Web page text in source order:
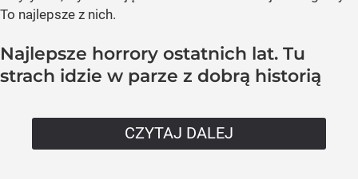
To najlepsze z nich.
Najlepsze horrory ostatnich lat. Tu
strach idzie w parze z dobrą historią
CZYTAJ DALEJ